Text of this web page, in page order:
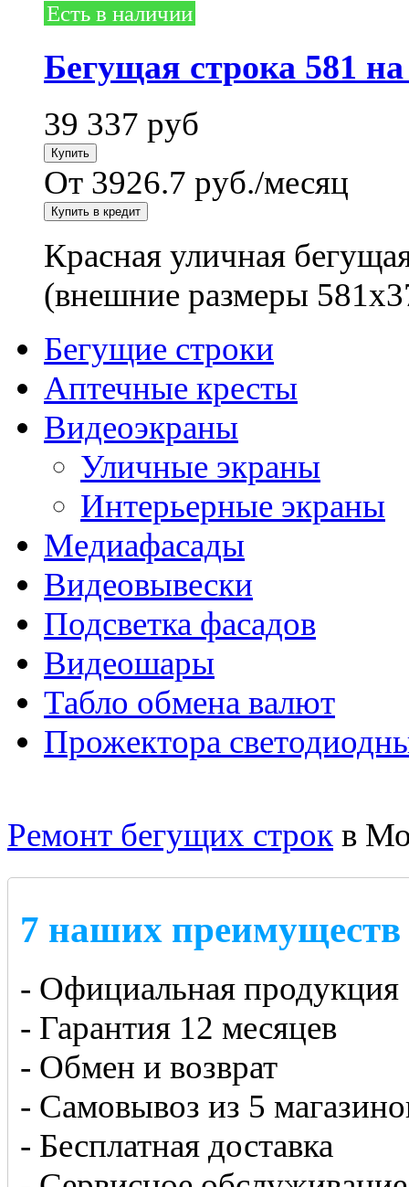
Есть в наличии
Бегущая строка 581
39 337 руб
От 3926.7 руб./месяц
Красная уличная
(внешние размеры
Бегущие строки
Аптечные кресты
Видеоэкраны
Уличные экраны
Интерьерные экраны
Медиафасады
Видеовывески
Подсветка фасадов
Видеошары
Табло обмена валют
Прожектора
Ремонт бегущих строк в
7 наших преимуществ
- Официальная продукция
- Гарантия 12 месяцев
- Обмен и возврат
- Самовывоз из 5
- Бесплатная доставка